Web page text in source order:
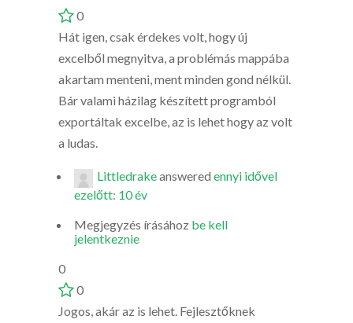
0
Hát igen, csak érdekes volt, hogy új
excelből megnyitva, a problémás mappába
akartam menteni, ment minden gond nélkül.
Bár valami házilag készített programból
exportáltak excelbe, az is lehet hogy az volt
a ludas.
Littledrakeanswered ennyi idővel
ezelőtt: 10 év
Megjegyzés írásához be kell
jelentkeznie
0
0
Jogos, akár az is lehet. Fejlesztőknek